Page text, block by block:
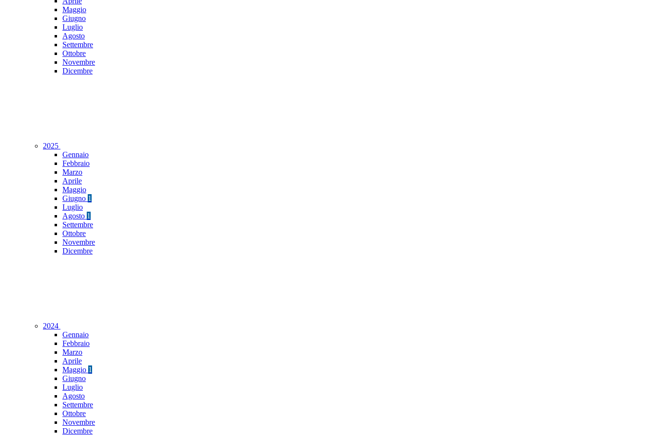
Maggio
Giugno
Luglio
Agosto
Settembre
Ottobre
Novembre
Dicembre
2025
Gennaio
Febbraio
Marzo
Aprile
Maggio
Giugno 1
Luglio
Agosto 1
Settembre
Ottobre
Novembre
Dicembre
2024
Gennaio
Febbraio
Marzo
Aprile
Maggio 1
Giugno
Luglio
Agosto
Settembre
Ottobre
Novembre
Dicembre